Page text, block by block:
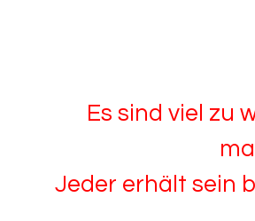
Es sind viel zu
Jeder erhält sein